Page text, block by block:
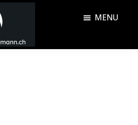
MENU